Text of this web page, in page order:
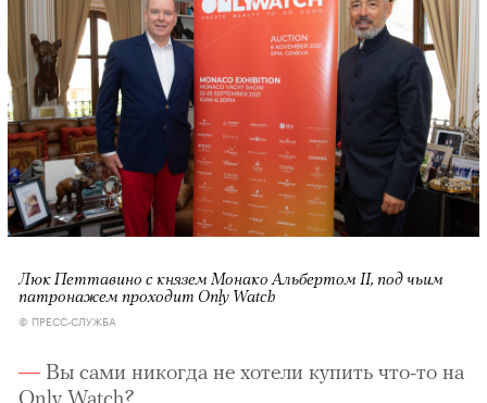
Люк Петтавино с князем Монако Альбертом II, под чьим
патронажем проходит Only Watch
© ПРЕСС-СЛУЖБА
Вы сами никогда не хотели купить что-то на
Only Watch?